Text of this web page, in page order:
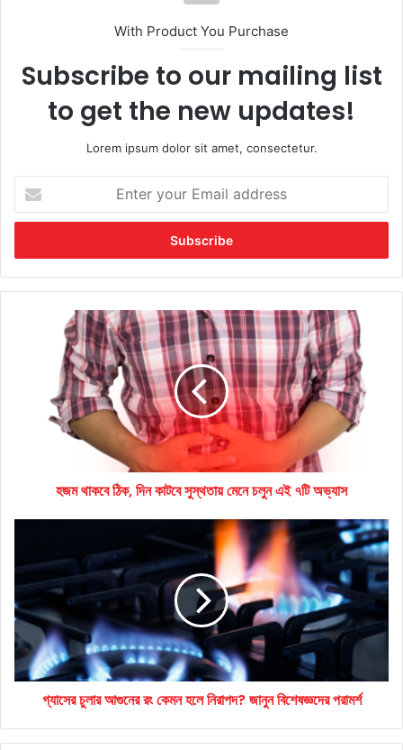
With Product You Purchase
Subscribe to our mailing list
to get the new updates!
Lorem ipsum dolor sit amet, consectetur.
your
Email
হজম থাকবে ঠিক, দিন কাটবে সুস্থতায় মেনে চলুন এই ৭টি অভ্যাস
আগুনের
রং
কেমন
হলে
নিরাপদ?
জানুন
বিশেষজ্ঞদের
গ্যাসের চুলার আগুনের রং কেমন হলে নিরাপদ? জানুন বিশেষজ্ঞদের পরামর্শ